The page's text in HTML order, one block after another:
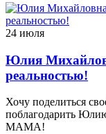
24 июля
Юлия
реальностью!
Хочу поделиться
поблагодарить
МАМА!